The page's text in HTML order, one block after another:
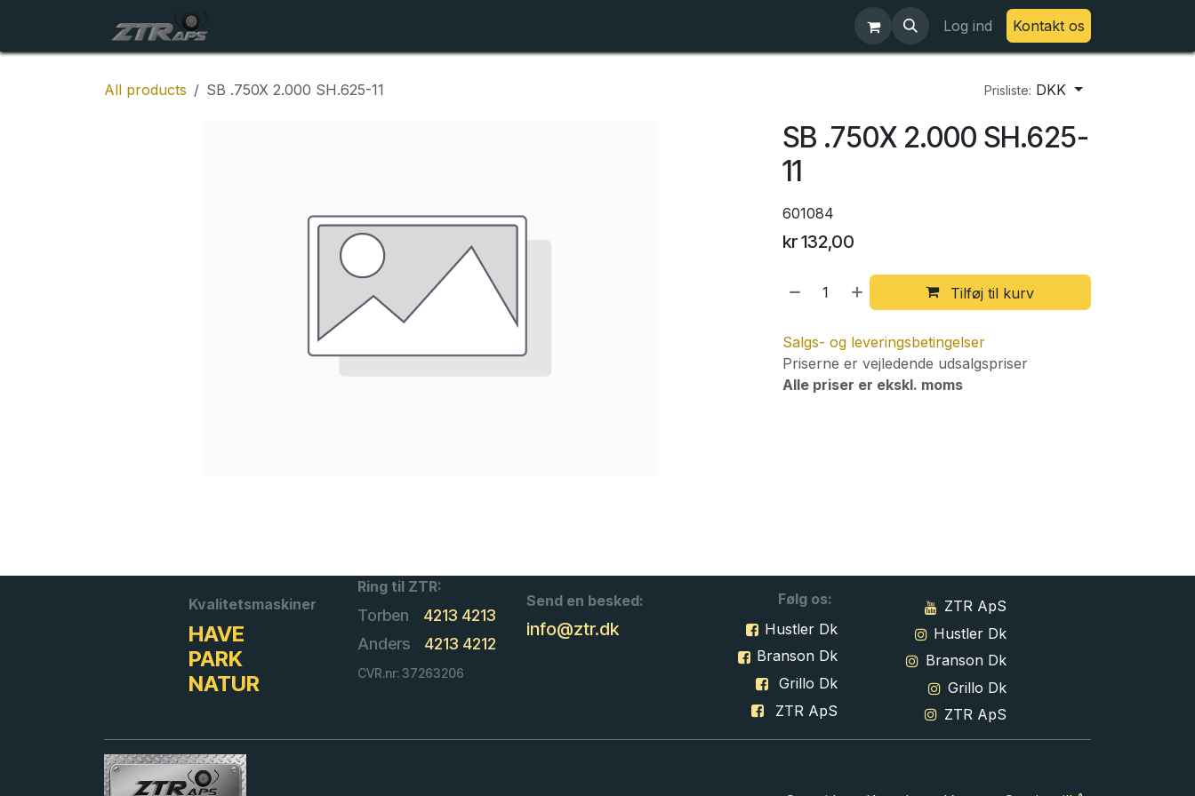
Log ind Kontakt os
All products SB .750X 2.000 SH.625-11 Prisliste: DKK
SB .750X 2.000 SH.625-
11
601084
kr132,00
Tilføj til kurv
Salgs- og leveringsbetingelser
Priserne er vejledende udsalgspriser
Alle priser er ekskl. moms
Kvalitetsmaskiner
HAVE
PARK
NATUR
Ring til ZTR:
Torben
4213 4213
Anders
4213 4212
CVR.nr: 37263206
Send en besked:
info@ztr.dk
Følg os:
Hustler Dk
Branson Dk
Grillo Dk
ZTR ApS
ZTR ApS
Hustler Dk
Branson Dk
Grillo Dk
ZTR ApS